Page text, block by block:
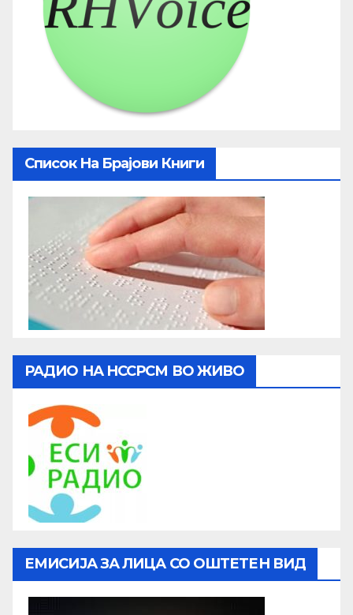
Список На Брајови Книги
РАДИО НА НССРСМ ВО ЖИВО
ЕМИСИЈА ЗА ЛИЦА СО ОШТЕТЕН ВИД